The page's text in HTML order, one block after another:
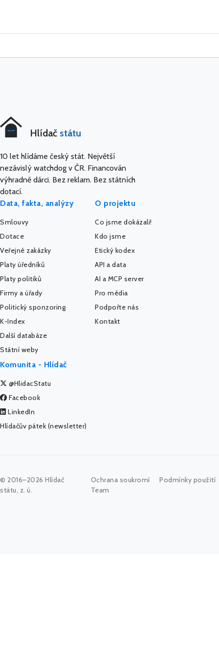
Hlídač státu
10 let hlídáme český stát. Největší
nezávislý watchdog v ČR. Financován
výhradně dárci. Bez reklam. Bez státních
dotací.
Data, fakta, analýzy
Smlouvy
Dotace
Veřejné zakázky
Platy úředníků
Platy politiků
Firmy a úřady
Politický sponzoring
K-Index
Další databáze
Státní weby
O projektu
Co jsme dokázali!
Kdo jsme
Etický kodex
API a data
AI a MCP server
Pro média
Podpořte nás
Kontakt
Komunita - Hlídač
@HlidacStatu
Facebook
LinkedIn
Hlídačův pátek (newsletter)
© 2016–2026 Hlídač
státu, z. ú.
Ochrana soukromí
Podmínky použití
Team